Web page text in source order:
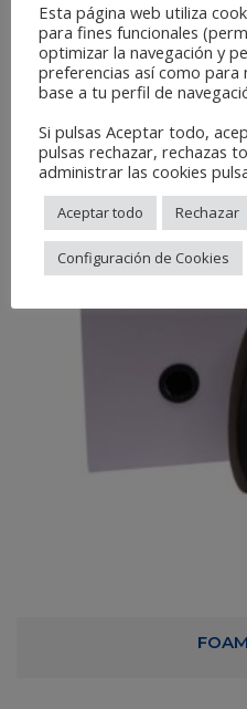
Foam polishing disc
Related
Esta página web utiliza
para fines funcionales
optimizar la navegación y
preferencias así como
base a tu perfil de
Si pulsas Aceptar todo,
pulsas rechazar, rechazas
administrar las cookies
Aceptar todo Rechazar
Configuración de Cookies